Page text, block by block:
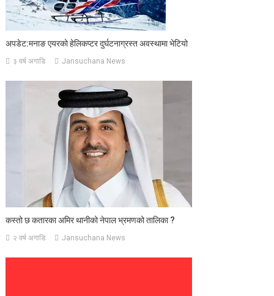
अपडेट:मनाङ एयरको हेलिकप्टर दुर्घटनाग्रस्त अवस्थामा भेटियो
३ वर्ष अगाडि Jansuchana News
कस्तो छ कतारका अमिर थानीको नेपाल भ्रमणको तालिका ?
२ वर्ष अगाडि Jansuchana News